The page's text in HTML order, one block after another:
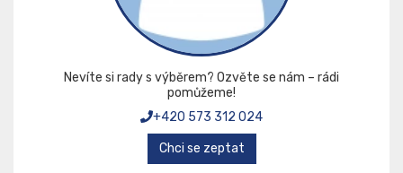
Nevíte si rady s výběrem? Ozvěte se nám – rádi
pomůžeme!
+420 573 312 024
Chci se zeptat